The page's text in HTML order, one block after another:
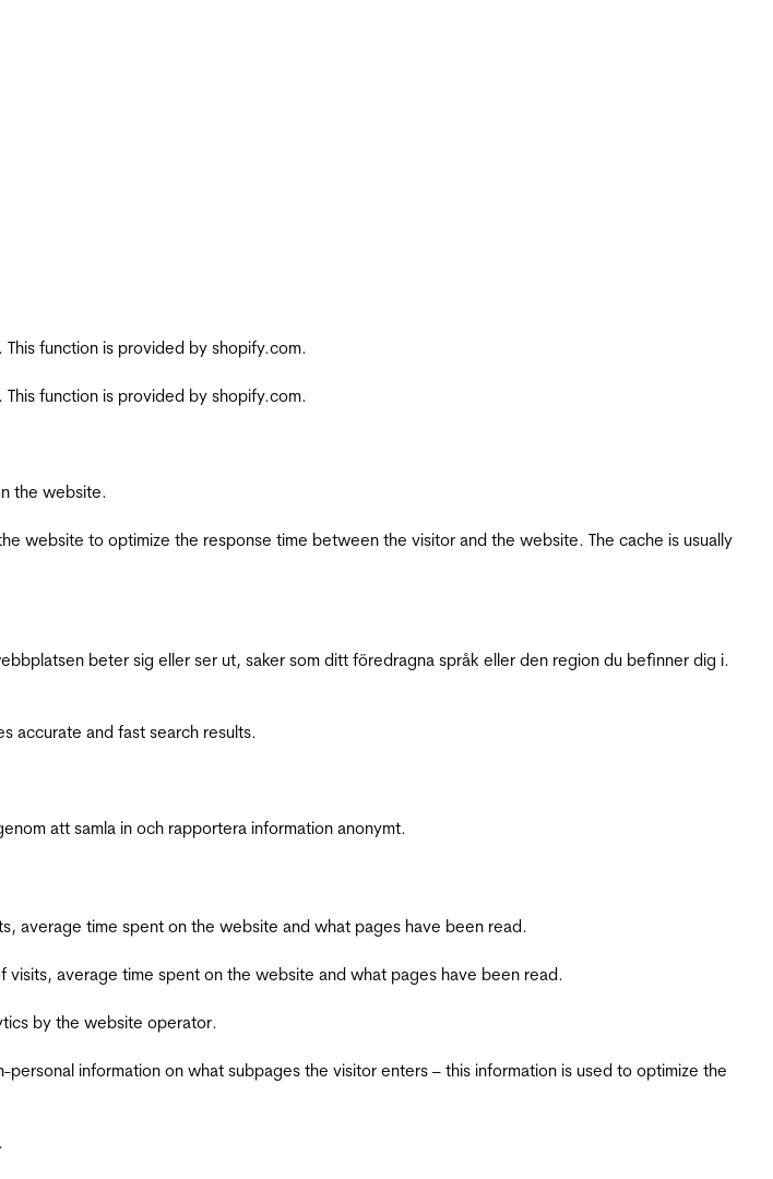
function is provided by shopify.com.
function is provided by shopify.com.
the website.
website to optimize the response time between the visitor and the website. The cache is usually
beter sig eller ser ut, saker som ditt föredragna språk eller den region du befinner dig i.
accurate and fast search results.
att samla in och rapportera information anonymt.
average time spent on the website and what pages have been read.
average time spent on the website and what pages have been read.
by the website operator.
information on what subpages the visitor enters – this information is used to optimize the